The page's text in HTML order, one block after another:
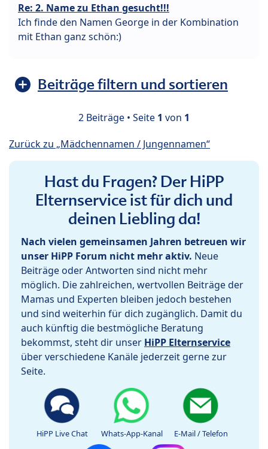
Re: 2. Name zu Ethan gesucht!!!
Ich finde den Namen George in der Kombination
mit Ethan ganz schön:)
Beiträge filtern und sortieren
2 Beiträge • Seite 1 von 1
Zurück zu „Mädchennamen / Jungennamen“
Hast du Fragen? Der HiPP
Elternservice ist für dich und
deinen Liebling da!
Nach vielen gemeinsamen Jahren betreuen wir
unser HiPP Forum nicht mehr aktiv. Neue
Beiträge oder Antworten sind nicht mehr
möglich. Die zahlreichen, wertvollen Beiträge der
Mamas und Experten bleiben jedoch bestehen
und sind weiterhin für dich zugänglich. Damit du
auch künftig die bestmögliche Beratung
bekommst, steht dir unser HiPP Elternservice
über verschiedene Kanäle jederzeit gerne zur
Seite.
HiPP Live Chat Whats-App-Kanal E-Mail / Telefon